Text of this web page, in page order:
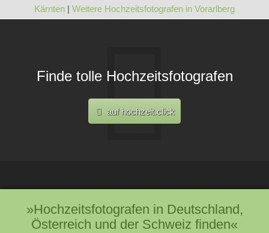
Kärnten | Weitere Hochzeitsfotografen in Vorarlberg
Finde tolle Hochzeitsfotografen
auf hochzeit.click
»Hochzeitsfotografen in Deutschland,
Österreich und der Schweiz finden«